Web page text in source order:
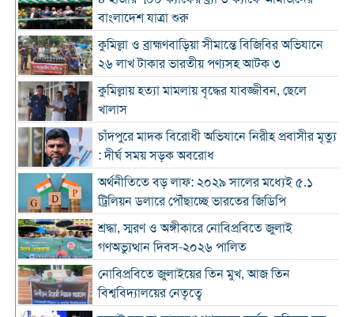
বাংলাদেশ যাত্রা শুরু
কুমিল্লা ও ব্রাহ্মণবাড়িয়া সীমান্তে বিজিবির অভিযানে
২৬ লাখ টাকার ভারতীয় পণ্যসহ আটক ৩
কুমিল্লায় হত্যা মামলায় বৃদ্ধের যাবজ্জীবন, ছেলে
খালাস
চাঁদপুরে মাদক বিরোধী অভিযানে নিরীহ প্রবাসীর মৃত্যু
: দীর্ঘ সময় সড়ক অবরোধ
অর্থনীতিতে বড় লাফ: ২০২৯ সালের মধ্যেই ৫.১
ট্রিলিয়ন ডলারে পৌঁছাচ্ছে ভারতের জিডিপি
শ্রদ্ধা, স্মরণ ও অঙ্গীকারে নোবিপ্রবিতে জুলাই
গণঅভ্যুত্থান দিবস-২০২৬ পালিত
নোবিপ্রবিতে জুলাইয়ের তিন মুখ, আজ তিন
বিশ্ববিদ্যালয়ের নেতৃত্বে